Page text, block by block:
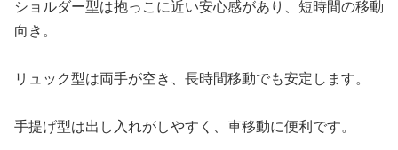
ショルダー型は抱っこに近い安心感があり、短時間の移動
向き。
リュック型は両手が空き、長時間移動でも安定します。
手提げ型は出し入れがしやすく、車移動に便利です。